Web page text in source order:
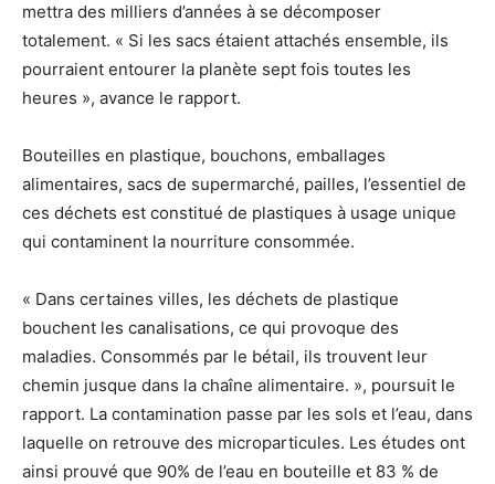
mettra des milliers d’années à se décomposer
totalement. « Si les sacs étaient attachés ensemble, ils
pourraient entourer la planète sept fois toutes les
heures », avance le rapport.
Bouteilles en plastique, bouchons, emballages
alimentaires, sacs de supermarché, pailles, l’essentiel de
ces déchets est constitué de plastiques à usage unique
qui contaminent la nourriture consommée.
« Dans certaines villes, les déchets de plastique
bouchent les canalisations, ce qui provoque des
maladies. Consommés par le bétail, ils trouvent leur
chemin jusque dans la chaîne alimentaire. », poursuit le
rapport. La contamination passe par les sols et l’eau, dans
laquelle on retrouve des microparticules. Les études ont
ainsi prouvé que 90% de l’eau en bouteille et 83 % de